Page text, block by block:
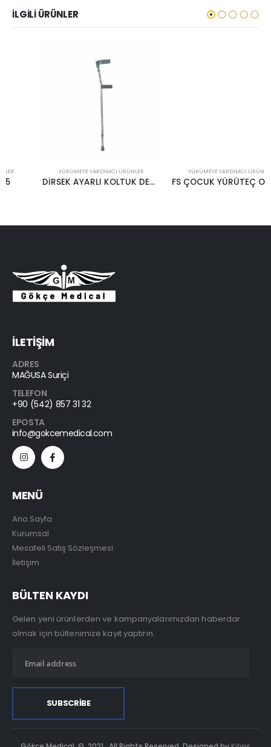
İLGILI ÜRÜNLER
YÜRÜMEYE YARDIMCI ÜRÜNLER
DİRSEK AYARLI KOLTUK DEĞNEĞİ – FS 933
YÜRÜMEYE YARDIMCI ÜRÜNLER
FS ÇOCUK YÜRÜTEÇ OTURAKLI FS 9122L-A
İLETİŞİM
ADRES
MAĞUSA Suriçi
TELEFON
+90 (542) 857 31 32
EPOSTA
info@gokcemedical.com
MENÜ
Ana Sayfa
Kurumsal
Mesafeli Satış Sözleşmesi
İletişim
BÜLTEN KAYDI
Gelen yeni ürünlerden ve kampanyalarımızdan haberdar
olmak için bültenimize kayıt yaptırın.